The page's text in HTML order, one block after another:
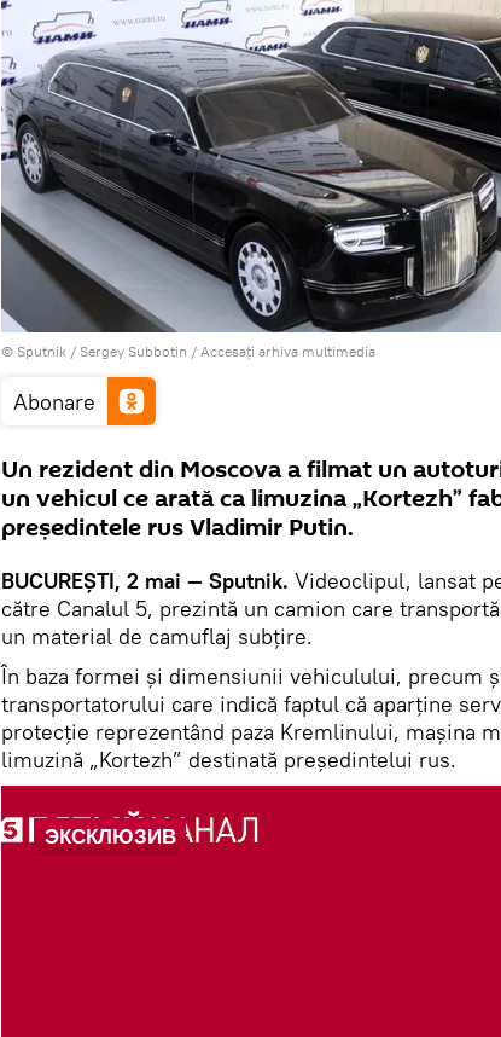
© Sputnik / Sergey Subbotin / Accesați arhiva multimedia
Abonare
Un rezident din Moscova a filmat un
un vehicul ce arată ca limuzina „Kortezh”
președintele rus Vladimir Putin.
BUCUREȘTI, 2 mai — Sputnik. Videoclipul, lansat
către Canalul 5, prezintă un camion care
un material de camuflaj subțire.
În baza formei și dimensiunii vehiculului, precum
transportatorului care indică faptul că aparține
protecție reprezentând paza Kremlinului, mașina
limuzină „Kortezh” destinată președintelui rus.